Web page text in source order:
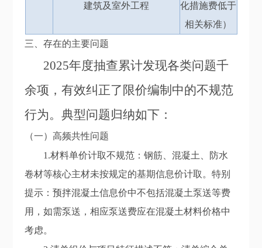
建筑及室外工程
化措施费低于
相关标准）
三、存在的主要问题
2025年度抽查累计发现各类问题千
余项，有效纠正了限价编制中的不规范
行为。典型问题归纳如下：
（一）高频共性问题
1.材料单价计取不规范：钢筋、混凝土、防水
卷材等核心主材未按规定的基期信息价计取。特别
提示：预拌混凝土信息价中不包括混凝土泵送等费
用，如需泵送，相应泵送费应在混凝土材料价格中
考虑。